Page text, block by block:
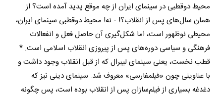
محیط دوقطبی در سینمای ایران از چه موقع پدید آمده است؟ از
همان سال‌های پس از انقلاب؟! - نه! محیط دوقطبی سینمای ایران،
محیطی نوظهور است، اما شکل‌گیری آن حاصل فعل و انفعالات
فرهنگی و سیاسی دوره‌های پس از پیروزی انقلاب اسلامی است. *
قطب نخست، یعنی سینمای لیبرال که از قبل انقلاب وجود داشت و
با عناوینی چون «فیلم‎فارسی» معروف شد. سینمای دینی نیز که
دغدغه بسیاری از فیلم‌سازان پس از انقلاب بوده است، پس چگونه